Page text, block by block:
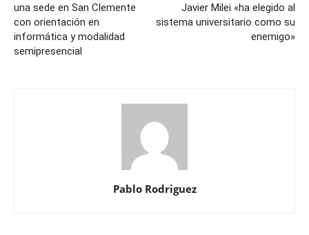
una sede en San Clemente
con orientación en
informática y modalidad
semipresencial
Javier Milei «ha elegido al
sistema universitario como su
enemigo»
Pablo Rodriguez